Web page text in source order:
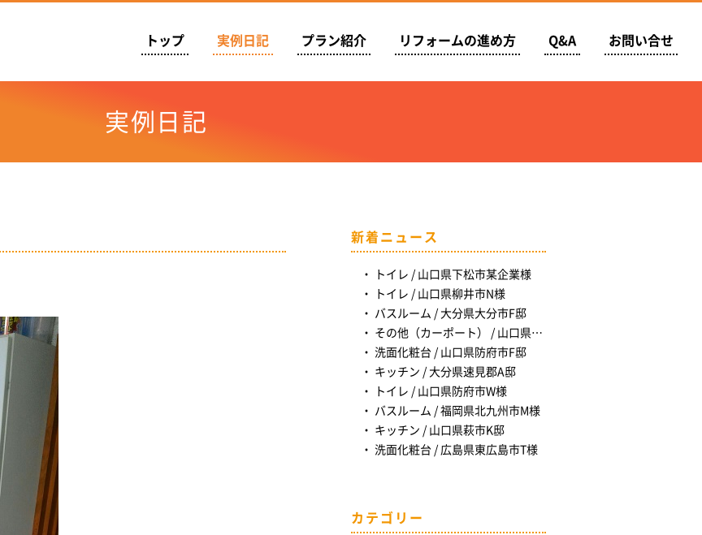
トップ
実例日記 プラン紹介 リフォームの進め方 Q&A お問い合せ
実例日記
新着ニュース
トイレ / 山口県下松市某企業様
トイレ / 山口県柳井市N様
バスルーム / 大分県大分市F邸
その他（カーポート） / 山口県長門市Ｉ様
洗面化粧台 / 山口県防府市F邸
キッチン / 大分県速見郡A邸
トイレ / 山口県防府市W様
バスルーム / 福岡県北九州市M様
キッチン / 山口県萩市K邸
洗面化粧台 / 広島県東広島市T様
カテゴリー